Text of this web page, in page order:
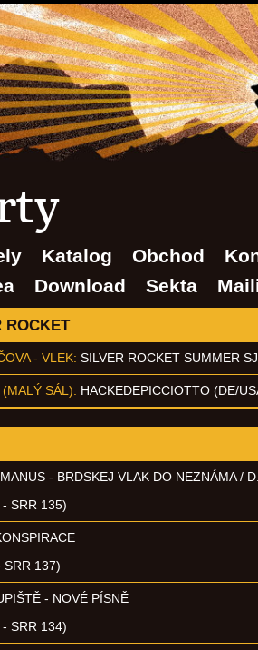
Katalog Obchod
Download Sekta
ROCKET
- VLEK: SILVER ROCKET SUMMER
(MALÝ SÁL): HACKEDEPICCIOTTO (DE/
- BRDSKEJ VLAK DO NEZNÁMA /
SRR 135)
SRR 137)
- NOVÉ PÍSNĚ
SRR 134)